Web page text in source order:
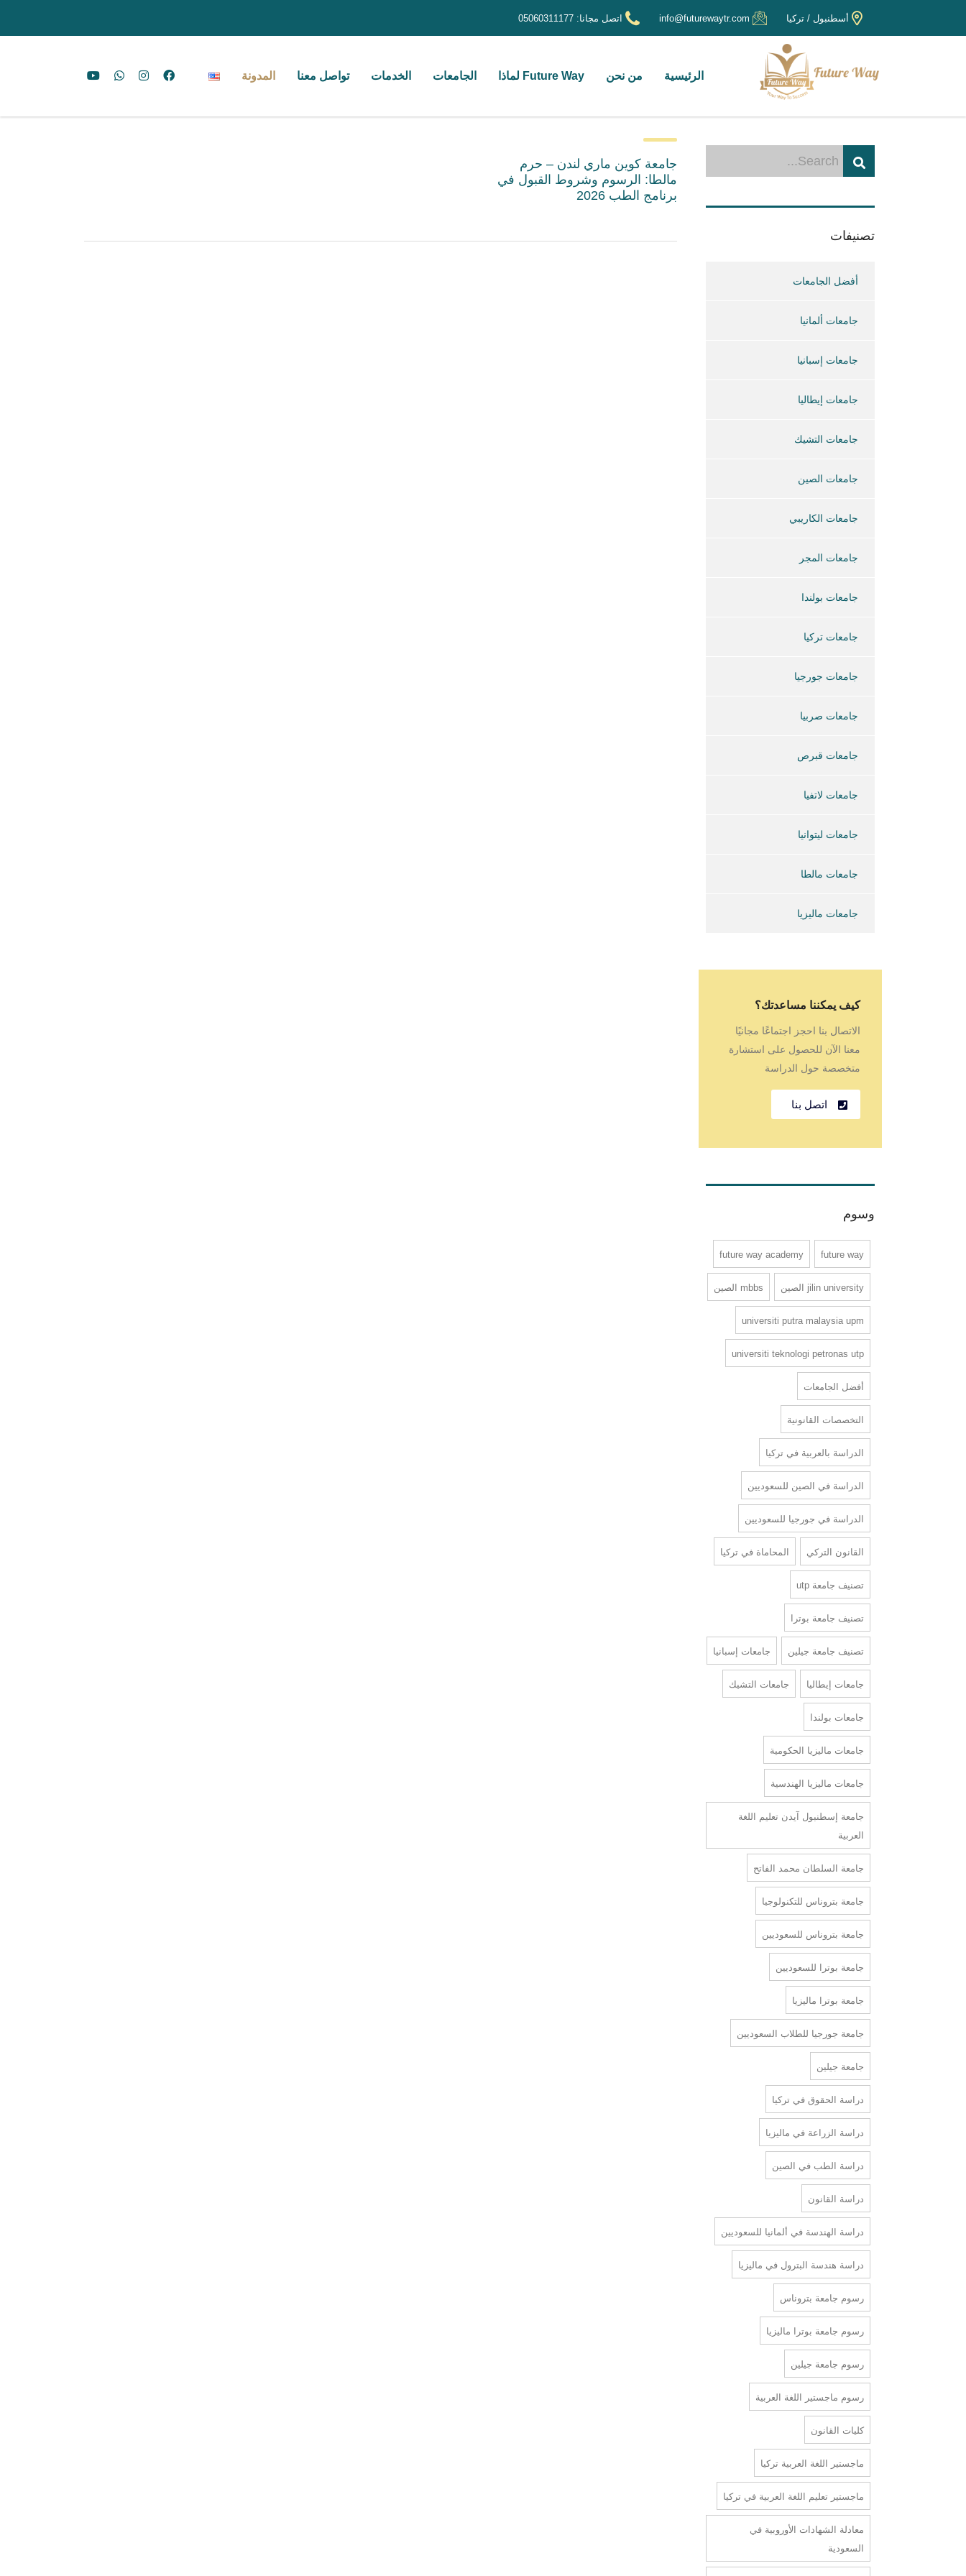
أسطنبول / تركيا info@futurewaytr.com اتصل مجانا: 05060311177
الرئيسية من نحن Future Way لماذا الجامعات الخدمات تواصل معنا المدونة
جامعة كوين ماري لندن – حرم
مالطا: الرسوم وشروط القبول في
برنامج الطب 2026
تصنيفات
أفضل الجامعات
جامعات ألمانيا
جامعات إسبانيا
جامعات إيطاليا
جامعات التشيك
جامعات الصين
جامعات الكاريبي
جامعات المجر
جامعات بولندا
جامعات تركيا
جامعات جورجيا
جامعات صربيا
جامعات قبرص
جامعات لاتفيا
جامعات ليتوانيا
جامعات مالطا
جامعات ماليزيا
كيف يمكننا مساعدتك؟
الاتصال بنا احجز اجتماعًا مجانيًا
معنا الآن للحصول على استشارة
متخصصة حول الدراسة
اتصل بنا
وسوم
future way
future way academy
jilin university الصين mbbs الصين
universiti putra malaysia upm
universiti teknologi petronas utp
أفضل الجامعات
التخصصات القانونية
الدراسة بالعربية في تركيا
الدراسة في الصين للسعوديين
الدراسة في جورجيا للسعوديين
القانون التركي المحاماة في تركيا
تصنيف جامعة utp
تصنيف جامعة بوترا
تصنيف جامعة جيلين جامعات إسبانيا
جامعات إيطاليا جامعات التشيك
جامعات بولندا
جامعات ماليزيا الحكومية
جامعات ماليزيا الهندسية
جامعة إسطنبول آيدن تعليم اللغة
العربية
جامعة السلطان محمد الفاتح
جامعة بتروناس للتكنولوجيا
جامعة بتروناس للسعوديين
جامعة بوترا للسعوديين
جامعة بوترا ماليزيا
جامعة جورجيا للطلاب السعوديين
جامعة جيلين
دراسة الحقوق في تركيا
دراسة الزراعة في ماليزيا
دراسة الطب في الصين
دراسة القانون
دراسة الهندسة في ألمانيا للسعوديين
دراسة هندسة البترول في ماليزيا
رسوم جامعة بتروناس
رسوم جامعة بوترا ماليزيا
رسوم جامعة جيلين
رسوم ماجستير اللغة العربية
كليات القانون
ماجستير اللغة العربية تركيا
ماجستير تعليم اللغة العربية في تركيا
معادلة الشهادات الأوروبية في
السعودية